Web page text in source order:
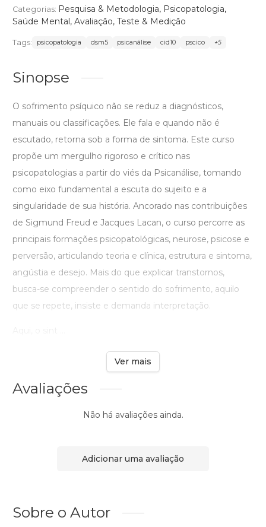
Categorias: Pesquisa & Metodologia, Psicopatologia,
Saúde Mental, Avaliação, Teste & Medição
Tags: psicopatologia dsm5 psicanálise cid10 pscico +5
Sinopse
O sofrimento psíquico não se reduz a diagnósticos,
manuais ou classificações. Ele fala e quando não é
escutado, retorna sob a forma de sintoma. Este curso
propõe um mergulho rigoroso e crítico nas
psicopatologias a partir do viés da Psicanálise, tomando
como eixo fundamental a escuta do sujeito e a
singularidade de sua história. Ancorado nas contribuições
de Sigmund Freud e Jacques Lacan, o curso percorre as
principais formações psicopatológicas, neurose, psicose e
perversão, articulando teoria e clínica, estrutura e sintoma,
angústia e desejo. Mais do que explicar transtornos,
busca-se compreender o sentido do sofrimento, aquilo
que se repete, insiste e demanda interpretação.
Ver mais
Avaliações
Não há avaliações ainda.
Adicionar uma avaliação
Sobre o Autor